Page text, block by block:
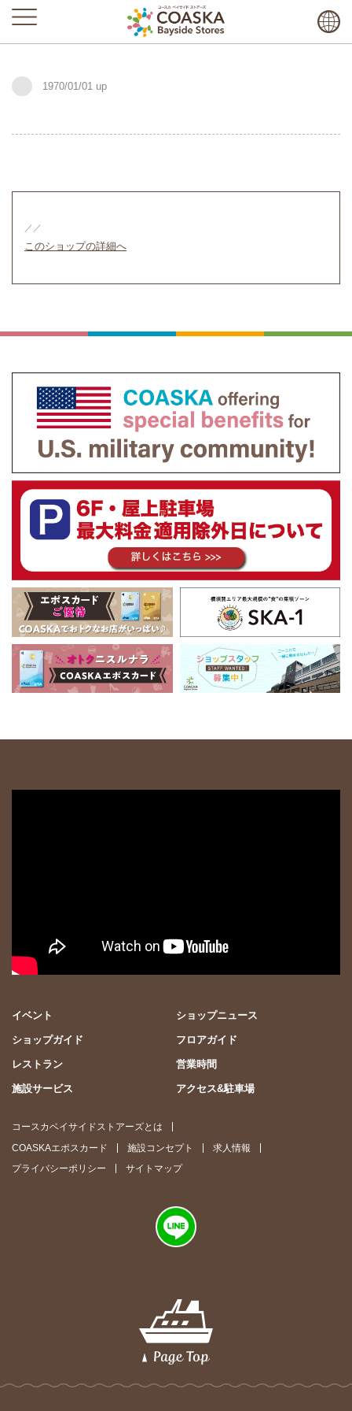
1970/01/01
／／
このショップの詳細へ
イベント ショップニュース
ショップガイド フロアガイド
レストラン 営業時間
施設サービス アクセス&駐車場
コースカベイサイドストアーズとは
COASKAエポスカード
施設コンセプト
求人情報
プライバシーポリシー
サイトマップ